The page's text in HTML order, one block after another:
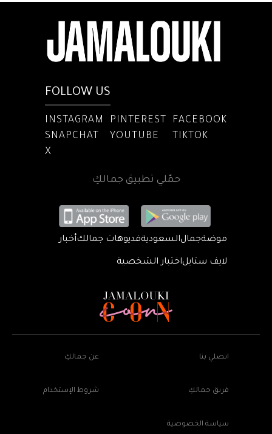
FOLLOW US
INSTAGRAM PINTEREST
FACEBOOK
SNAPCHAT
YOUTUBE
TIKTOK
X
حمّلي تطبيق جمالكِ
موضةجمالالسعوديةفديوهات جمالكأخبار
لايف ستايلاختبار الشخصية
اتصلي بنا عن جمالكِ
فريق جمالكِ شروط الإستخدام
سياسة الخصوصية